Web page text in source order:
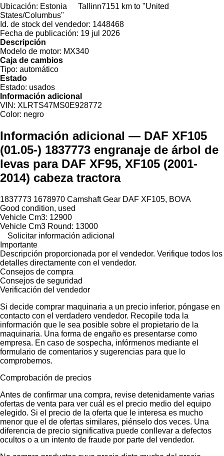
Ubicación: Estonia Tallinn7151 km to "United
States/Columbus"
Id. de stock del vendedor: 1448468
Fecha de publicación: 19 jul 2026
Descripción
Modelo de motor: MX340
Caja de cambios
Tipo: automático
Estado
Estado: usados
Información adicional
VIN: XLRTS47MS0E928772
Color: negro
Información adicional — DAF XF105
(01.05-) 1837773 engranaje de árbol de
levas para DAF XF95, XF105 (2001-
2014) cabeza tractora
1837773 1678970 Camshaft Gear DAF XF105, BOVA
Good condition, used
Vehicle Cm3: 12900
Vehicle Cm3 Round: 13000
Solicitar información adicional
Importante
Descripción proporcionada por el vendedor. Verifique todos los
detalles directamente con el vendedor.
Consejos de compra
Consejos de seguridad
Verificación del vendedor
Si decide comprar maquinaria a un precio inferior, póngase en
contacto con el verdadero vendedor. Recopile toda la
información que le sea posible sobre el propietario de la
maquinaria. Una forma de engaño es presentarse como
empresa. En caso de sospecha, infórmenos mediante el
formulario de comentarios y sugerencias para que lo
comprobemos.
Comprobación de precios
Antes de confirmar una compra, revise detenidamente varias
ofertas de venta para ver cuál es el precio medio del equipo
elegido. Si el precio de la oferta que le interesa es mucho
menor que el de ofertas similares, piénselo dos veces. Una
diferencia de precio significativa puede conllevar a defectos
ocultos o a un intento de fraude por parte del vendedor.